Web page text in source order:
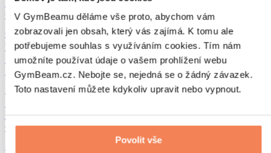
V GymBeamu děláme vše proto, abychom vám
zobrazovali jen obsah, který vás zajímá. K tomu ale
potřebujeme souhlas s využíváním cookies. Tím nám
umožníte používat údaje o vašem prohlížení webu
GymBeam.cz. Nebojte se, nejedná se o žádný závazek.
Toto nastavení můžete kdykoliv upravit nebo vypnout.
Povolit vše
Luštěniny
Ostatní fitness jídlo
Ořechová másla
100% ořechová másla
Sladká ořechová másla
Proteinová ořechová másla
Superpotraviny
Vláknina
Ostatní superpotraviny